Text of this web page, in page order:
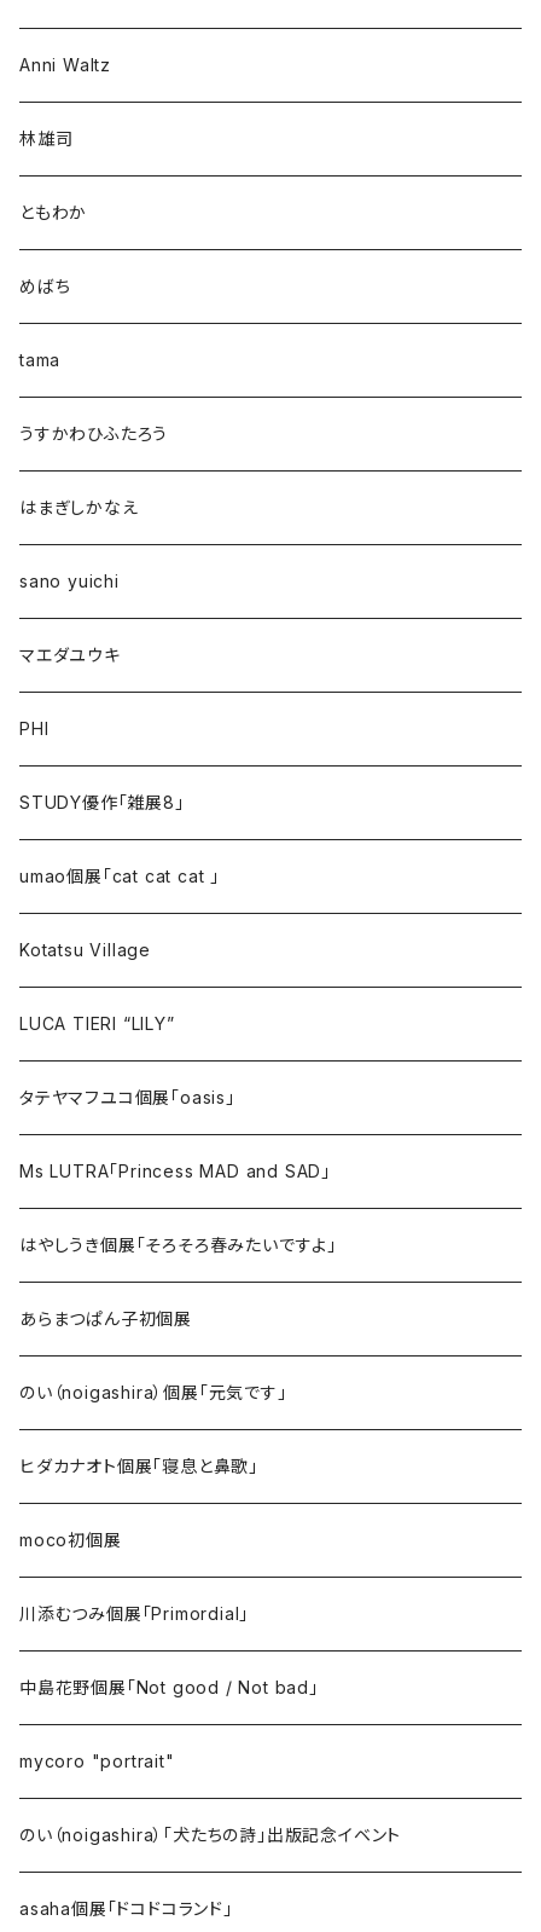
Anni Waltz
林雄司
ともわか
めばち
tama
うすかわひふたろう
はまぎしかなえ
sano yuichi
マエダユウキ
PHI
STUDY優作「雑展8」
umao個展「cat cat cat 」
Kotatsu Village
LUCA TIERI “LILY”
タテヤマフユコ個展「oasis」
Ms LUTRA「Princess MAD and SAD」
はやしうき個展「そろそろ春みたいですよ」
あらまつぱん子初個展
のい（noigashira）個展「元気です」
ヒダカナオト個展「寝息と鼻歌」
moco初個展
川添むつみ個展「Primordial」
中島花野個展「Not good / Not bad」
mycoro "portrait"
のい（noigashira）「犬たちの詩」出版記念イベント
asaha個展「ドコドコランド」